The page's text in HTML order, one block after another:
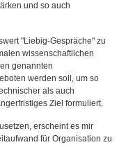
und so auch
"Liebig-Gespräche" zu
wissenschaftlichen
genannten
werden soll, um so
als auch
Ziel formuliert.
erscheint es mir
für Organisation zu